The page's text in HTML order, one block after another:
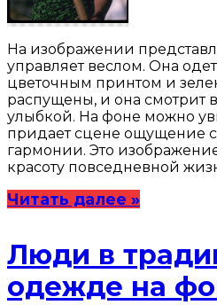
На изображении
управляет веслом. Она
цветочным принтом и
распущены, и она смотрит
улыбкой. На фоне можно
придает сцене ощущение
гармонии. Это
красоту повседневной
Читать далее »
Люди в
одежде на